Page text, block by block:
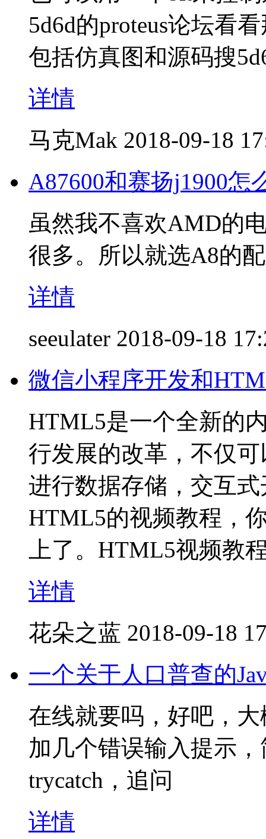
5d6d的proteus论坛看
包括仿真图和源码搜
详情
马克Mak 2018-09-18
A87600和赛扬j1900怎
虽然我不喜欢AMD的
很多。所以就选A8的
详情
seeulater 2018-09-18
微信小程序开发和
HTML5是一个全新的
行发展的改革，不仅
进行数据存储，交互
HTML5的视频教程，
上了。HTML5视频教
详情
花朵之蓝 2018-09-18
一个关于人口普查的
在线就要吗，好吧，
加几个错误输入提示
trycatch，追问
详情